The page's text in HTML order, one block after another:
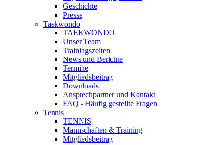
Geschichte
Presse
Taekwondo
TAEKWONDO
Unser Team
Trainingszeiten
News und Berichte
Termine
Mitgliedsbeitrag
Downloads
Ansprechpartner und Kontakt
FAQ - Häufig gestellte Fragen
Tennis
TENNIS
Mannschaften & Training
Mitgliedsbeitrag